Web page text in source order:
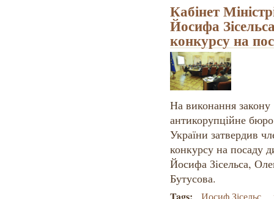
Кабінет
Йосифа
конкурсу на
На виконання
антикорупційне
України затвердив
конкурсу на посаду
Йосифа Зісельса,
Бутусова.
Иосиф Зісельс